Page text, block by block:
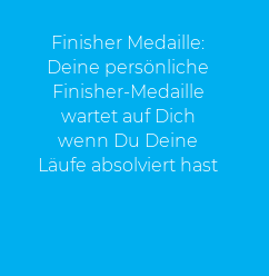
Finisher Medaille:
Deine persönliche
Finisher-Medaille
wartet auf Dich
wenn Du Deine
Läufe absolviert hast